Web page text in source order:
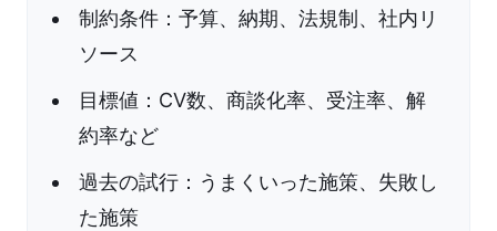
制約条件：予算、納期、法規制、社内リ
ソース
目標値：CV数、商談化率、受注率、解
約率など
過去の試行：うまくいった施策、失敗し
た施策